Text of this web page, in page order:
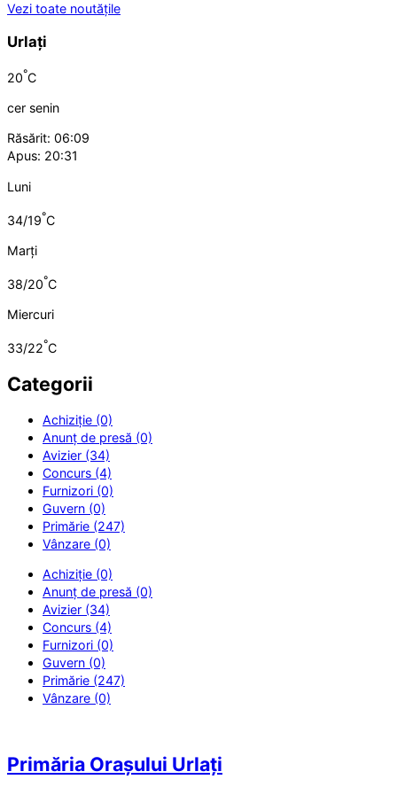
Vezi toate noutățile
Urlați
20°C
cer senin
Răsărit: 06:09
Apus: 20:31
Luni
34/19°C
Marți
38/20°C
Miercuri
33/22°C
Categorii
Achiziție (0)
Anunț de presă (0)
Avizier (34)
Concurs (4)
Furnizori (0)
Guvern (0)
Primărie (247)
Vânzare (0)
Achiziție (0)
Anunț de presă (0)
Avizier (34)
Concurs (4)
Furnizori (0)
Guvern (0)
Primărie (247)
Vânzare (0)
Primăria Orașului Urlați